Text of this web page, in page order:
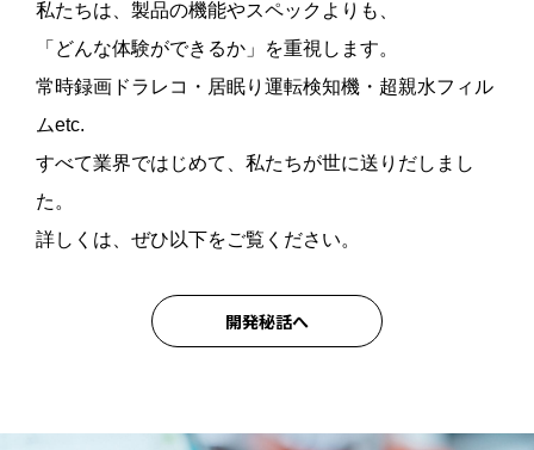
私たちは、製品の機能やスペックよりも、
「どんな体験ができるか」を重視します。
常時録画ドラレコ・居眠り運転検知機・超親水フィル
ムetc.
すべて業界ではじめて、私たちが世に送りだしまし
た。
詳しくは、ぜひ以下をご覧ください。
開発秘話へ